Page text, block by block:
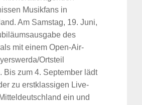
Musikfans in
Am Samstag, 19. Juni,
des
mit einem Open-Air-
Ortsteil
Bis zum 4. September lädt
zu erstklassigen Live-
ein und